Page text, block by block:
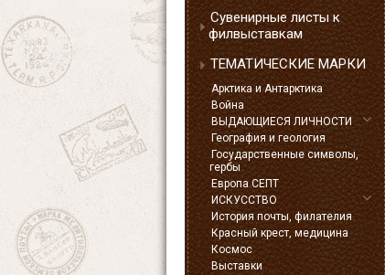
Сувенирные листы к
филвыставкам
ТЕМАТИЧЕСКИЕ МАРКИ
Арктика и Антарктика
Война
ВЫДАЮЩИЕСЯ ЛИЧНОСТИ
География и геология
Государственные символы,
гербы
Европа СЕПТ
ИСКУССТВО
История почты, филателия
Красный крест, медицина
Космос
Выставки